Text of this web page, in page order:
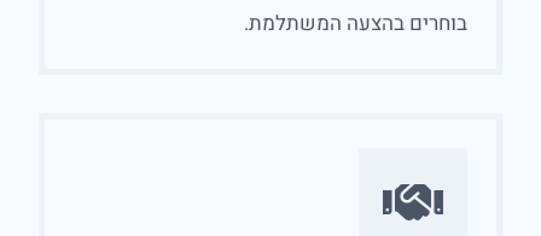
בוחרים בהצעה המשתלמת.